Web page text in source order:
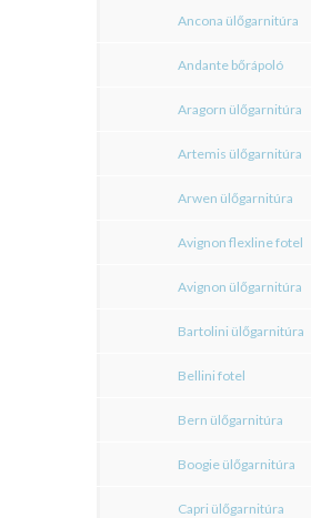
Ancona ülőgarnitúra
Andante bőrápoló
Aragorn ülőgarnitúra
Artemis ülőgarnitúra
Arwen ülőgarnitúra
Avignon flexline fotel
Avignon ülőgarnitúra
Bartolini ülőgarnitúra
Bellini fotel
Bern ülőgarnitúra
Boogie ülőgarnitúra
Capri ülőgarnitúra